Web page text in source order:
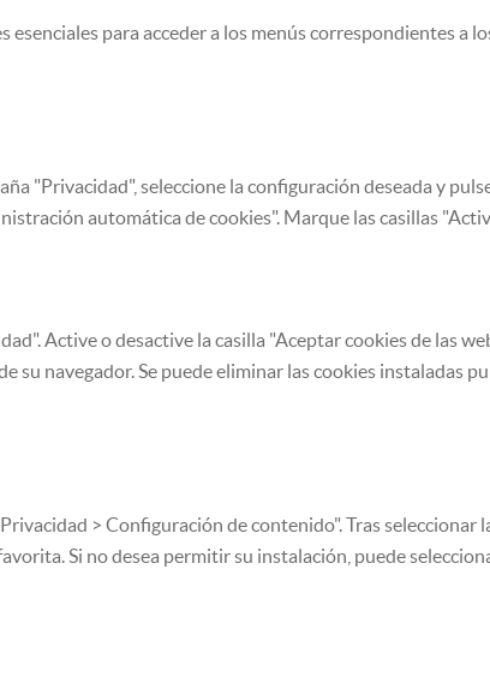
para acceder a los menús correspondientes a
"Privacidad", seleccione la configuración deseada y
automática de cookies". Marque las casillas
Active o desactive la casilla "Aceptar cookies de las
su navegador. Se puede eliminar las cookies instaladas
> Configuración de contenido". Tras seleccionar
Si no desea permitir su instalación, puede